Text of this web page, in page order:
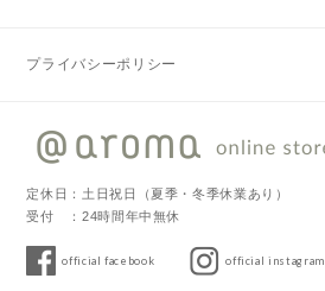
プライバシーポリシー
定休日：土日祝日（夏季・冬季休業あり）
受付 ：24時間年中無休
official facebook official instagram